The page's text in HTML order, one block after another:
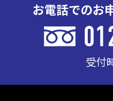
お電話でのお
受付